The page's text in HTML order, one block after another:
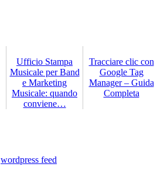
Ufficio Stampa
Musicale per Band
e Marketing
Musicale: quando
conviene…
Tracciare clic con
Google Tag
Manager – Guida
Completa
wordpress feed